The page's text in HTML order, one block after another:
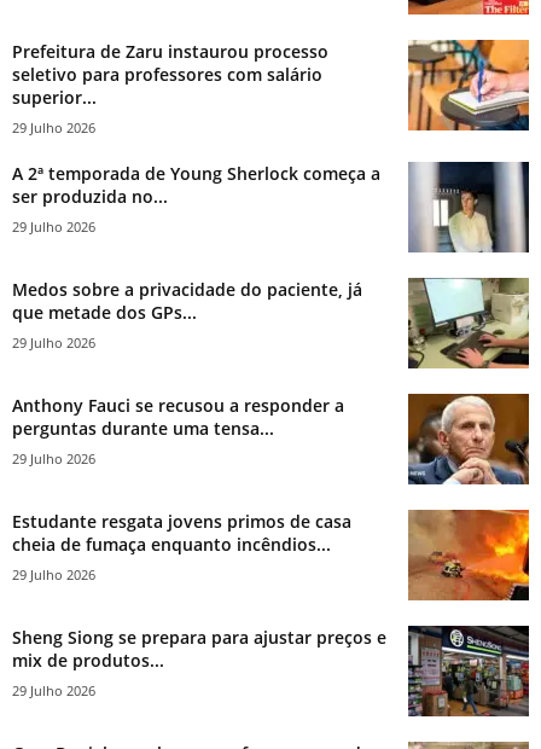
Prefeitura de Zaru instaurou processo
seletivo para professores com salário
superior...
29 Julho 2026
A 2ª temporada de Young Sherlock começa a
ser produzida no...
29 Julho 2026
Medos sobre a privacidade do paciente, já
que metade dos GPs...
29 Julho 2026
Anthony Fauci se recusou a responder a
perguntas durante uma tensa...
29 Julho 2026
Estudante resgata jovens primos de casa
cheia de fumaça enquanto incêndios...
29 Julho 2026
Sheng Siong se prepara para ajustar preços e
mix de produtos...
29 Julho 2026